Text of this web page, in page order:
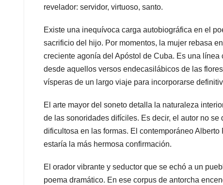
revelador: servidor, virtuoso, santo.
Existe una inequívoca carga autobiográfica en el
sacrificio del hijo. Por momentos, la mujer rebasa
creciente agonía del Apóstol de Cuba. Es una
desde aquellos versos endecasilábicos de las
vísperas de un largo viaje para incorporarse
El arte mayor del soneto detalla la naturaleza
de las sonoridades difíciles. Es decir, el autor no
dificultosa en las formas. El contemporáneo
estaría la más hermosa confirmación.
El orador vibrante y seductor que se echó a un
poema dramático. En ese corpus de antorcha